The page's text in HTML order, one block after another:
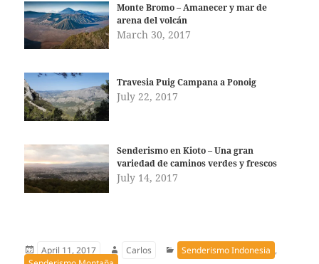
Monte Bromo – Amanecer y mar de
arena del volcán
March 30, 2017
Travesia Puig Campana a Ponoig
July 22, 2017
Senderismo en Kioto – Una gran
variedad de caminos verdes y frescos
July 14, 2017
Publicado
April 11, 2017 Autor
Carlos Categorías
Senderismo Indonesia ,